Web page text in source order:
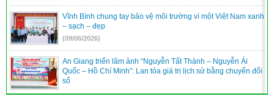
Vĩnh Bình chung tay bảo vệ môi trường vì một Việt Nam xanh
– sạch – đẹp
(09/06/2026)
An Giang triển lãm ảnh “Nguyễn Tất Thành – Nguyễn Ái
Quốc – Hồ Chí Minh”: Lan tỏa giá trị lịch sử bằng chuyển đổi
số
(09/06/2026)